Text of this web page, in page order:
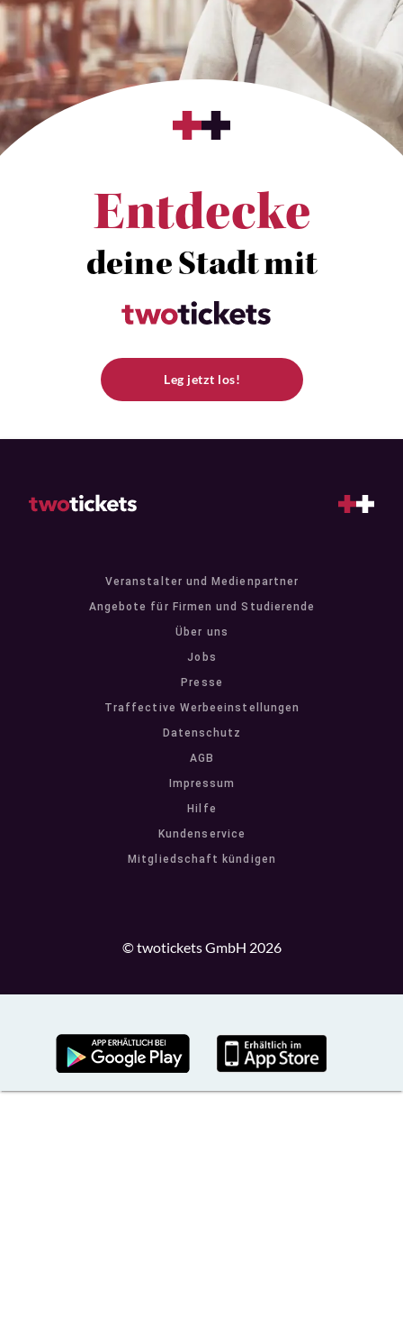
Entdecke
deine Stadt mit
Leg jetzt los!
Veranstalter und Medienpartner
Angebote für Firmen und Studierende
Über uns
Jobs
Presse
Traffective Werbeeinstellungen
Datenschutz
AGB
Impressum
Hilfe
Kundenservice
Mitgliedschaft kündigen
© twotickets GmbH 2026